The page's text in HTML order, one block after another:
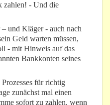
zahlen! - Und die
und Kläger - auch nach
Geld warten müssen,
- mit Hinweis auf das
Bankkonten seines
für richtig
zunächst mal einen
sofort zu zahlen, wenn